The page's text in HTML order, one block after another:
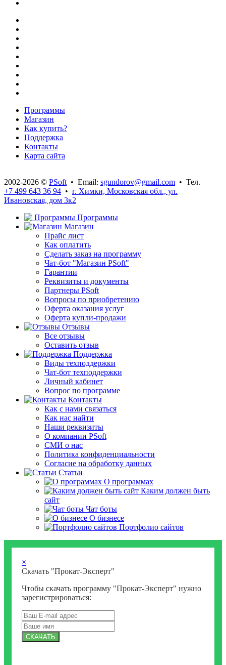
Программы
Магазин
Как купить?
Поддержка
Контакты
Карта сайта
2002-2026 © PSoft • Email: sgundorov@gmail.com • Тел.
+7 499 643 36 94 • г. Химки, Московская обл., ул.
Ивановская, дом 3к2
Программы
Магазин
Прайс лист
Как оплатить
Сделать заказ на программу
Чат-бот "Магазин PSoft"
Гарантии
Реквизиты и документы
Партнеры PSoft
Вопросы по приобретению
Оферта оказания услуг
Оферта купли-продажи
Отзывы
Все отзывы
Оставить отзыв
Поддержка
Виды техподдержки
Чат-бот техподдержки
Личный кабинет
Вопрос по программе
Контакты
Как с нами связаться
Как нас найти
Наши реквизиты
О компании PSoft
СМИ о нас
Политика конфиденциальности
Согласие на обработку данных
Статьи
О программах
Каким должен быть
сайт
Чат боты
О бизнесе
Портфолио сайтов
×
Скачать "Прокат-Эксперт"
Чтобы скачать программу "Прокат-Эксперт" нужно
зарегистрироваться:
СКАЧАТЬ